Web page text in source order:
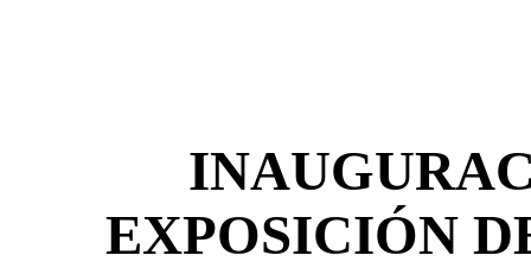
EXPOSICIÓN